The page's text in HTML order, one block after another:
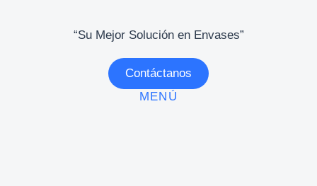
“Su Mejor Solución en Envases”
Contáctanos
MENÚ